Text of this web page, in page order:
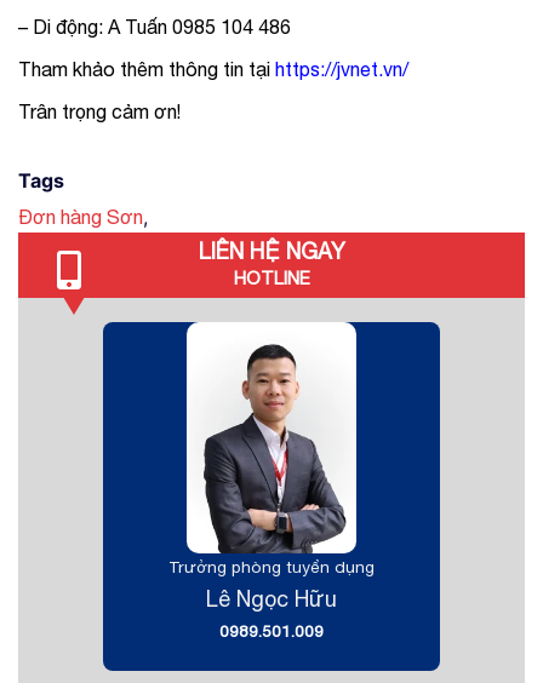
– Di động: A Tuấn 0985 104 486
Tham khảo thêm thông tin tại https://jvnet.vn/
Trân trọng cảm ơn!
Tags
Đơn hàng Sơn,
LIÊN HỆ NGAY
HOTLINE
Trưởng phòng tuyển dụng
Lê Ngọc Hữu
0989.501.009